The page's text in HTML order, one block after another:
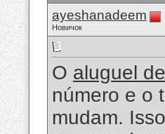
ayeshanadeem
Новичок
O aluguel
número e o
mudam.